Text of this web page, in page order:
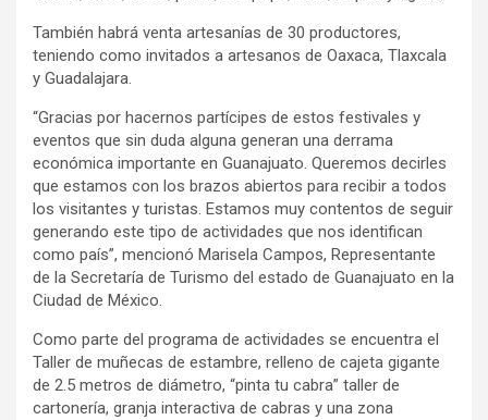
También habrá venta artesanías de 30 productores,
teniendo como invitados a artesanos de Oaxaca, Tlaxcala
y Guadalajara.
“Gracias por hacernos partícipes de estos festivales y
eventos que sin duda alguna generan una derrama
económica importante en Guanajuato. Queremos decirles
que estamos con los brazos abiertos para recibir a todos
los visitantes y turistas. Estamos muy contentos de seguir
generando este tipo de actividades que nos identifican
como país”, mencionó Marisela Campos, Representante
de la Secretaría de Turismo del estado de Guanajuato en la
Ciudad de México.
Como parte del programa de actividades se encuentra el
Taller de muñecas de estambre, relleno de cajeta gigante
de 2.5 metros de diámetro, “pinta tu cabra” taller de
cartonería, granja interactiva de cabras y una zona